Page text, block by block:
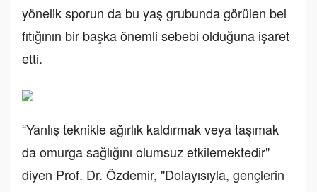
yönelik sporun da bu yaş grubunda görülen bel
fıtığının bir başka önemli sebebi olduğuna işaret
etti.
“Yanlış teknikle ağırlık kaldırmak veya taşımak
da omurga sağlığını olumsuz etkilemektedir"
diyen Prof. Dr. Özdemir, "Dolayısıyla, gençlerin